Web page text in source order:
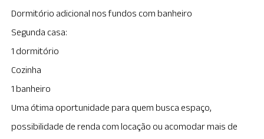
Dormitório adicional nos fundos com banheiro
Segunda casa:
1 dormitório
Cozinha
1 banheiro
Uma ótima oportunidade para quem busca espaço,
possibilidade de renda com locação ou acomodar mais de